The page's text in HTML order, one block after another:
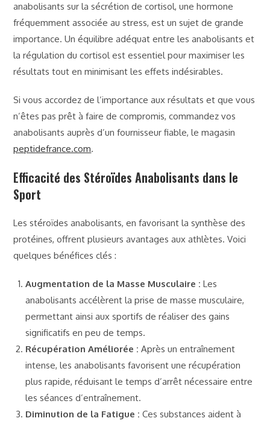
anabolisants sur la sécrétion de cortisol, une hormone
fréquemment associée au stress, est un sujet de grande
importance. Un équilibre adéquat entre les anabolisants et
la régulation du cortisol est essentiel pour maximiser les
résultats tout en minimisant les effets indésirables.
Si vous accordez de l’importance aux résultats et que vous
n’êtes pas prêt à faire de compromis, commandez vos
anabolisants auprès d’un fournisseur fiable, le magasin
peptidefrance.com.
Efficacité des Stéroïdes Anabolisants dans le
Sport
Les stéroïdes anabolisants, en favorisant la synthèse des
protéines, offrent plusieurs avantages aux athlètes. Voici
quelques bénéfices clés :
Augmentation de la Masse Musculaire : Les
anabolisants accélèrent la prise de masse musculaire,
permettant ainsi aux sportifs de réaliser des gains
significatifs en peu de temps.
Récupération Améliorée : Après un entraînement
intense, les anabolisants favorisent une récupération
plus rapide, réduisant le temps d’arrêt nécessaire entre
les séances d’entraînement.
Diminution de la Fatigue : Ces substances aident à